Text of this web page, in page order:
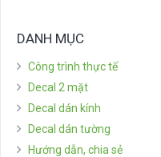
DANH MỤC
Công trình thực tế
Decal 2 mặt
Decal dán kính
Decal dán tường
Hướng dẫn, chia sẻ